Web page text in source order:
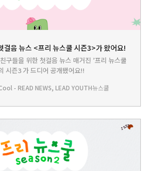
걸음 뉴스 <프리 뉴스쿨 시즌3>가 왔어요!
구들을 위한 첫걸음 뉴스 매거진 ’프리 뉴스쿨
즌3 가 드디어 공개됐어요!!
- READ NEWS, LEAD YOUTH뉴스쿨